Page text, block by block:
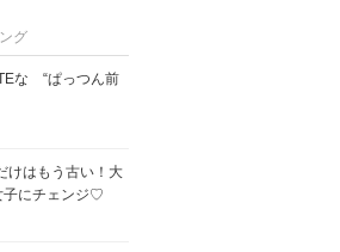
グ
な “ぱっつん前
けはもう古い！大
子にチェンジ♡